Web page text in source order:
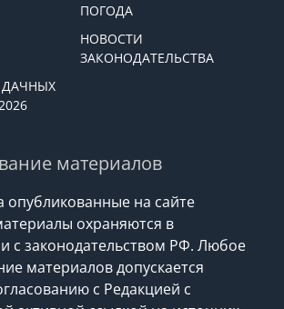
ПОГОДА
НОВОСТИ
ЗАКОНОДАТЕЛЬСТВА
ДАЧНЫХ
материалов
опубликованные на сайте
охраняются в
с законодательством РФ. Любое
материалов допускается
с Редакцией с